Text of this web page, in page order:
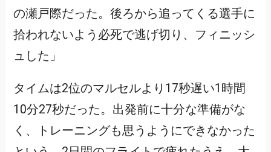
の瀬戸際だった。後ろから追ってくる選手に
拾われないよう必死で逃げ切り、フィニッシ
ュした」
タイムは2位のマルセルより17秒遅い1時間
10分27秒だった。出発前に十分な準備がな
く、トレーニングも思うようにできなかった